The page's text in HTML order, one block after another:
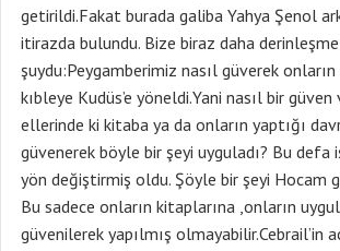
getirildi.Fakat burada galiba Yahya Şenol
itirazda bulundu. Bize biraz daha
şuydu:Peygamberimiz nasıl güverek onların
kıbleye Kudüs’e yöneldi.Yani nasıl bir güven
ellerinde ki kitaba ya da onların yaptığı
güvenerek böyle bir şeyi uyguladı? Bu defa
yön değiştirmiş oldu. Şöyle bir şeyi Hocam
Bu sadece onların kitaplarına ,onların
güvenilerek yapılmış olmayabilir.Cebrail’in